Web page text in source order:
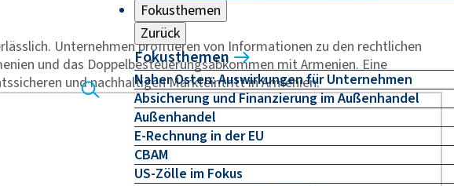
Fokusthemen
Zurück
Fokusthemen
Naher Osten: Auswirkungen für Unternehmen
Absicherung und Finanzierung im Außenhandel
Außenhandel
E-Rechnung in der EU
CBAM
US-Zölle im Fokus
Unternehmen profitieren von Informationen zu den rechtlichen
und das Doppelbesteuerungsabkommen mit Armenien. Eine
und nachhaltigen Markteintritt in Armenien.